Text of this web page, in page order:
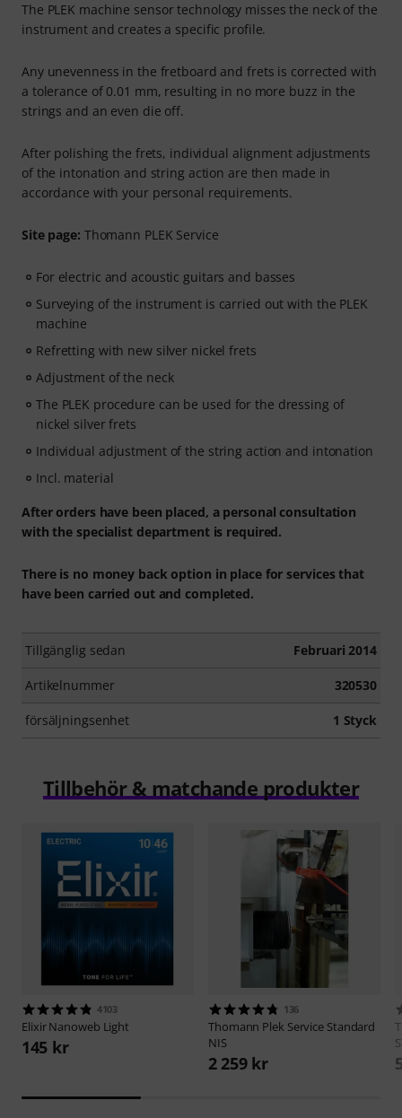
The PLEK machine sensor technology misses the neck of the
instrument and creates a specific profile.
Any unevenness in the fretboard and frets is corrected with
a tolerance of 0.01 mm, resulting in no more buzz in the
strings and an even die off.
After polishing the frets, individual alignment adjustments
of the intonation and string action are then made in
accordance with your personal requirements.
Site page: Thomann PLEK Service
For electric and acoustic guitars and basses
Surveying of the instrument is carried out with the PLEK
machine
Refretting with new silver nickel frets
Adjustment of the neck
The PLEK procedure can be used for the dressing of
nickel silver frets
Individual adjustment of the string action and intonation
Incl. material
After orders have been placed, a personal consultation
with the specialist department is required.
There is no money back option in place for services that
have been carried out and completed.
Tillgänglig sedan Februari 2014
Artikelnummer 320530
försäljningsenhet 1 Styck
Tillbehör & matchande produkter
4103
ElixirNanoweb Light
145 kr
136
Thomann Plek Service Standard
NIS
2 259 kr